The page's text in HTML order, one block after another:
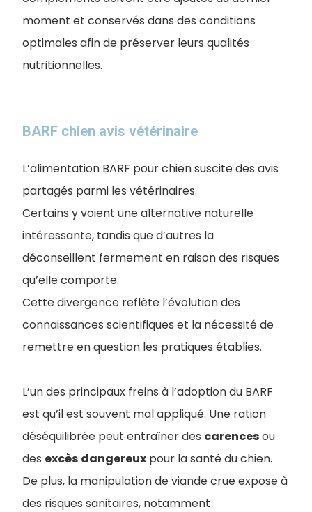
moment et conservés dans des conditions
optimales afin de préserver leurs qualités
nutritionnelles.
BARF chien avis vétérinaire
L’alimentation BARF pour chien suscite des avis
partagés parmi les vétérinaires.
Certains y voient une alternative naturelle
intéressante, tandis que d’autres la
déconseillent fermement en raison des risques
qu’elle comporte.
Cette divergence reflète l’évolution des
connaissances scientifiques et la nécessité de
remettre en question les pratiques établies.
L’un des principaux freins à l’adoption du BARF
est qu’il est souvent mal appliqué. Une ration
déséquilibrée peut entraîner des carencesou
des excès dangereux pour la santé du chien.
De plus, la manipulation de viande crue expose à
des risques sanitaires, notamment